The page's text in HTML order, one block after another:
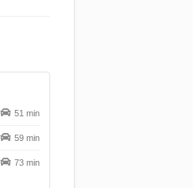
51 min
59 min
73 min